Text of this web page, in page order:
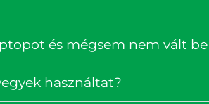
és mégsem nem vált
használtat?